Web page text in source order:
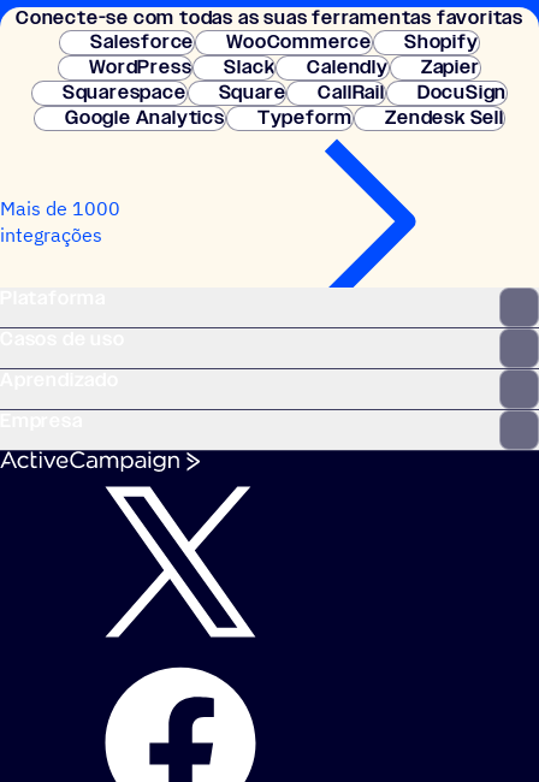
crédito. Configuração instantânea.
Conecte-se com todas as suas ferramentas favoritas
Salesforce
WooCommerce
Shopify
WordPress
Slack Calendly
Zapier
Squarespace
Square CallRail
DocuSign
Google Analytics
Typeform Zendesk Sell
Mais de 1000
integrações